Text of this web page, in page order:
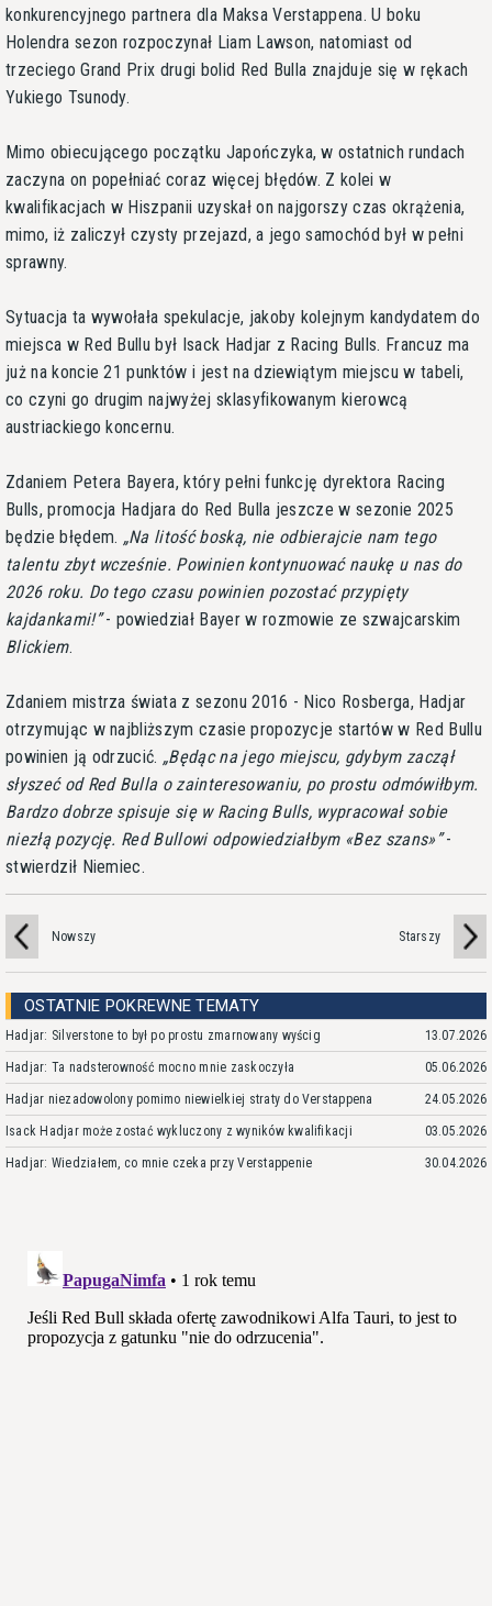
konkurencyjnego partnera dla Maksa Verstappena. U boku
Holendra sezon rozpoczynał Liam Lawson, natomiast od
trzeciego Grand Prix drugi bolid Red Bulla znajduje się w rękach
Yukiego Tsunody.
Mimo obiecującego początku Japończyka, w ostatnich rundach
zaczyna on popełniać coraz więcej błędów. Z kolei w
kwalifikacjach w Hiszpanii uzyskał on najgorszy czas okrążenia,
mimo, iż zaliczył czysty przejazd, a jego samochód był w pełni
sprawny.
Sytuacja ta wywołała spekulacje, jakoby kolejnym kandydatem do
miejsca w Red Bullu był Isack Hadjar z Racing Bulls. Francuz ma
już na koncie 21 punktów i jest na dziewiątym miejscu w tabeli,
co czyni go drugim najwyżej sklasyfikowanym kierowcą
austriackiego koncernu.
Zdaniem Petera Bayera, który pełni funkcję dyrektora Racing
Bulls, promocja Hadjara do Red Bulla jeszcze w sezonie 2025
będzie błędem.
Na litość boską, nie odbierajcie nam tego
talentu zbyt wcześnie. Powinien kontynuować naukę u nas do
2026 roku. Do tego czasu powinien pozostać przypięty
kajdankami! - powiedział Bayer w rozmowie ze szwajcarskim
Blickiem.
Zdaniem mistrza świata z sezonu 2016 - Nico Rosberga, Hadjar
otrzymując w najbliższym czasie propozycje startów w Red Bullu
powinien ją odrzucić.
Będąc na jego miejscu, gdybym zaczął
słyszeć od Red Bulla o zainteresowaniu, po prostu odmówiłbym.
Bardzo dobrze spisuje się w Racing Bulls, wypracował sobie
niezłą pozycję. Red Bullowi odpowiedziałbym «Bez szans» -
stwierdził Niemiec.
Nowszy Starszy
OSTATNIE POKREWNE TEMATY
Hadjar: Silverstone to był po prostu zmarnowany wyścig 13.07.2026
Hadjar: Ta nadsterowność mocno mnie zaskoczyła 05.06.2026
Hadjar niezadowolony pomimo niewielkiej straty do Verstappena 24.05.2026
Isack Hadjar może zostać wykluczony z wyników kwalifikacji 03.05.2026
Hadjar: Wiedziałem, co mnie czeka przy Verstappenie 30.04.2026